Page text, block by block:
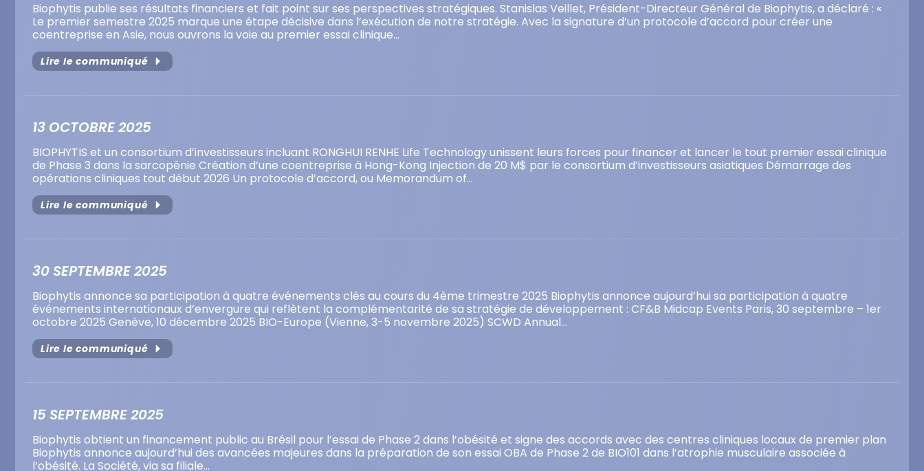
Biophytis publie ses résultats financiers et fait point sur ses perspectives stratégiques. Stanislas Veillet, Président-Directeur Général de Biophytis, a déclaré : «
Le premier semestre 2025 marque une étape décisive dans l’exécution de notre stratégie. Avec la signature d’un protocole d’accord pour créer une
coentreprise en Asie, nous ouvrons la voie au premier essai clinique…
Lire le communiqué
13 OCTOBRE 2025
BIOPHYTIS et un consortium d’investisseurs incluant RONGHUI RENHE Life Technology unissent leurs forces pour financer et lancer le tout premier essai clinique
de Phase 3 dans la sarcopénie Création d’une coentreprise à Hong-Kong Injection de 20 M$ par le consortium d’investisseurs asiatiques Démarrage des
opérations cliniques tout début 2026 Un protocole d’accord, ou Memorandum of…
Lire le communiqué
30 SEPTEMBRE 2025
Biophytis annonce sa participation à quatre événements clés au cours du 4ème trimestre 2025 Biophytis annonce aujourd’hui sa participation à quatre
événements internationaux d’envergure qui reflètent la complémentarité de sa stratégie de développement : CF&B Midcap Events Paris, 30 septembre – 1er
octobre 2025 Genève, 10 décembre 2025 BIO-Europe (Vienne, 3-5 novembre 2025) SCWD Annual…
Lire le communiqué
15 SEPTEMBRE 2025
Biophytis obtient un financement public au Brésil pour l’essai de Phase 2 dans l’obésité et signe des accords avec des centres cliniques locaux de premier plan
Biophytis annonce aujourd’hui des avancées majeures dans la préparation de son essai OBA de Phase 2 de BIO101 dans l’atrophie musculaire associée à
l’obésité. La Société, via sa filiale…